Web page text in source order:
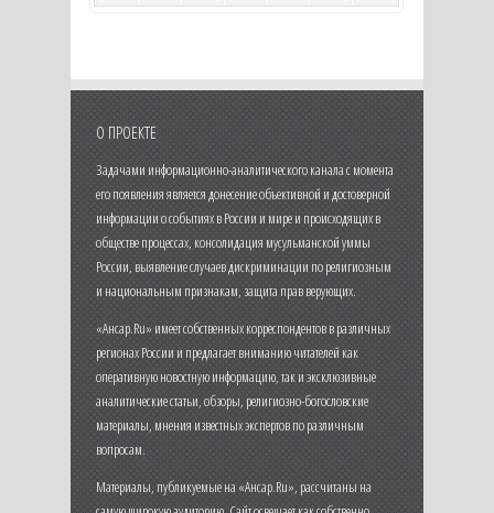
О ПРОЕКТЕ
Задачами информационно-аналитического канала с момента
его появления является донесение объективной и достоверной
информации о событиях в России и мире и происходящих в
обществе процессах, консолидация мусульманской уммы
России, выявление случаев дискриминации по религиозным
и национальным признакам, защита прав верующих.
«Ансар.Ru» имеет собственных корреспондентов в различных
регионах России и предлагает вниманию читателей как
оперативную новостную информацию, так и эксклюзивные
аналитические статьи, обзоры, религиозно-богословские
материалы, мнения известных экспертов по различным
вопросам.
Материалы, публикуемые на «Ансар.Ru», рассчитаны на